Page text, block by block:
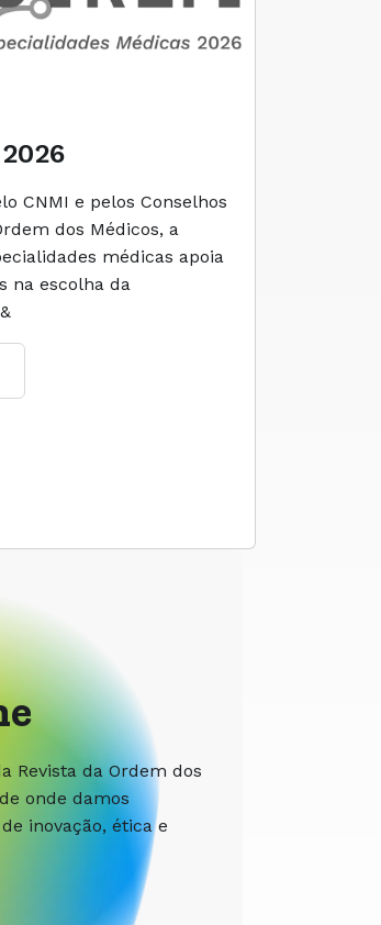
CNMI e pelos Conselhos
dos Médicos, a
médicas apoia
na escolha da
Revista da Ordem dos
onde damos
inovação, ética e